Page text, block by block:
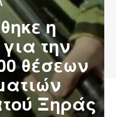
η
την
θέσεων
Ξηράς